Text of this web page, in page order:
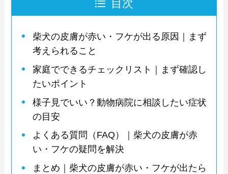
目次
柴犬の皮膚が赤い・フケが出る原因｜まず
考えられること
家庭でできるチェックリスト｜まず確認し
たいポイント
様子見でいい？動物病院に相談したい症状
の目安
よくある質問（FAQ）｜柴犬の皮膚が赤
い・フケの疑問を解決
まとめ｜柴犬の皮膚が赤い・フケが出たら